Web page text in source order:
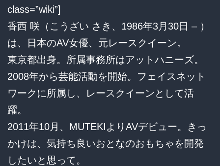
class=”wiki”]
香西 咲（こうざい さき、1986年3月30日 – ）
は、日本のAV女優、元レースクイーン。
東京都出身。所属事務所はアットハニーズ。
2008年から芸能活動を開始。フェイスネット
ワークに所属し、レースクイーンとして活
躍。
2011年10月、MUTEKIよりAVデビュー。きっ
かけは、気持ち良いおとなのおもちゃを開発
したいと思って。